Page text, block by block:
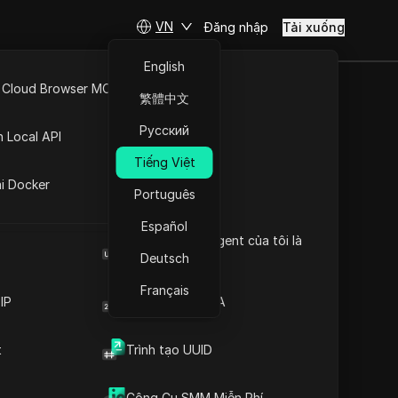
Browser User Agent của tôi là
Trình tạo mã 2FA
Trình tạo UUID
Browser MCP
Local API
Docker
VN
English
繁體中文
Русский
Tiếng Việt
Português
Español
Deutsch
Français
Đăng nhập Tải xuống
ngày | Kích
Giới thiệu nội dung